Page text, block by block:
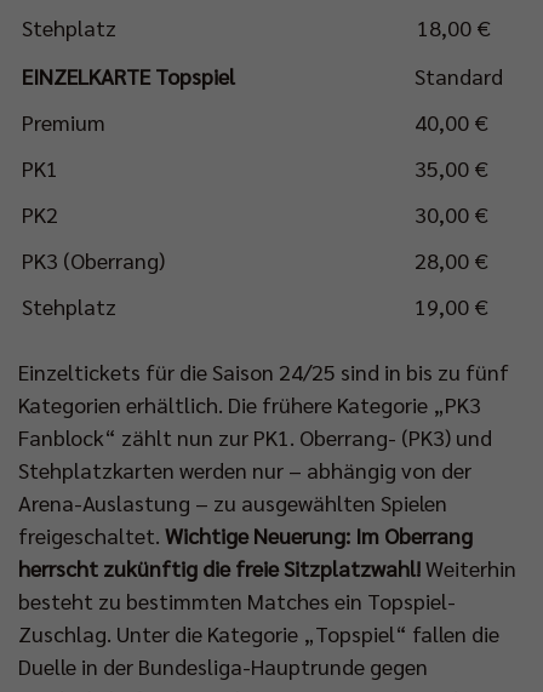
Stehplatz
18,00 €
EINZELKARTE Topspiel
Standard
Premium
40,00 €
PK1
35,00 €
PK2
30,00 €
PK3 (Oberrang)
28,00 €
Stehplatz
19,00 €
Einzeltickets für die Saison 24/25 sind in bis zu fünf
Kategorien erhältlich. Die frühere Kategorie „PK3
Fanblock“ zählt nun zur PK1. Oberrang- (PK3) und
Stehplatzkarten werden nur – abhängig von der
Arena-Auslastung – zu ausgewählten Spielen
freigeschaltet. Wichtige Neuerung: Im Oberrang
herrscht zukünftig die freie Sitzplatzwahl!Weiterhin
besteht zu bestimmten Matches ein Topspiel-
Zuschlag. Unter die Kategorie „Topspiel“ fallen die
Duelle in der Bundesliga-Hauptrunde gegen